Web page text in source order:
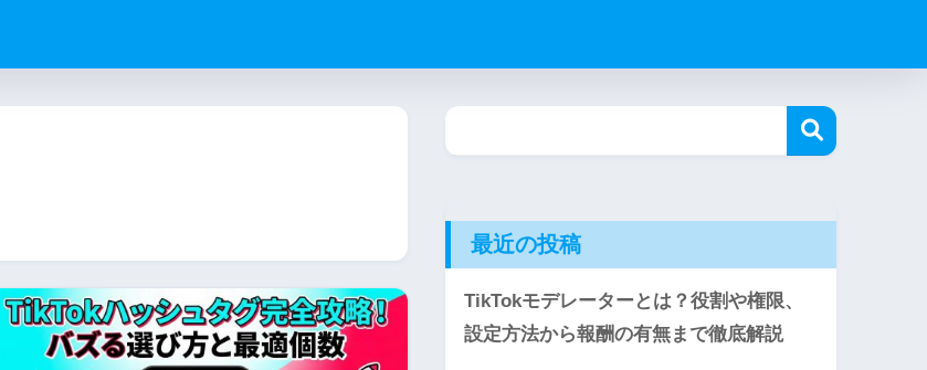
最近の投稿
TikTokモデレーターとは？役割や権限、
設定方法から報酬の有無まで徹底解説